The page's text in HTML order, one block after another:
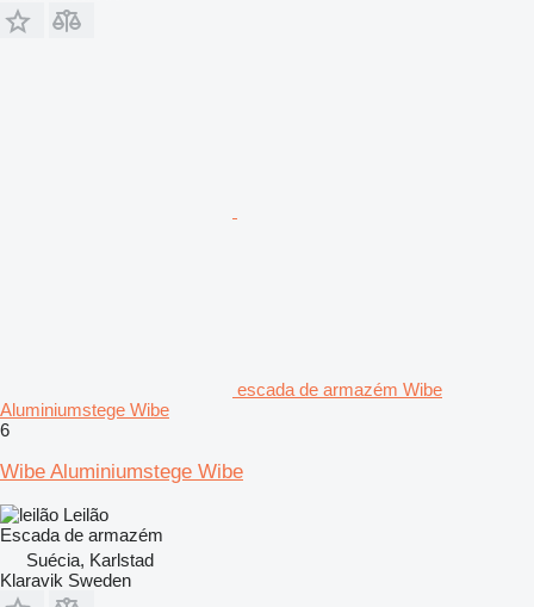
escada de armazém Wibe
Aluminiumstege Wibe
6
Wibe Aluminiumstege Wibe
Leilão
Escada de armazém
Suécia, Karlstad
Klaravik Sweden